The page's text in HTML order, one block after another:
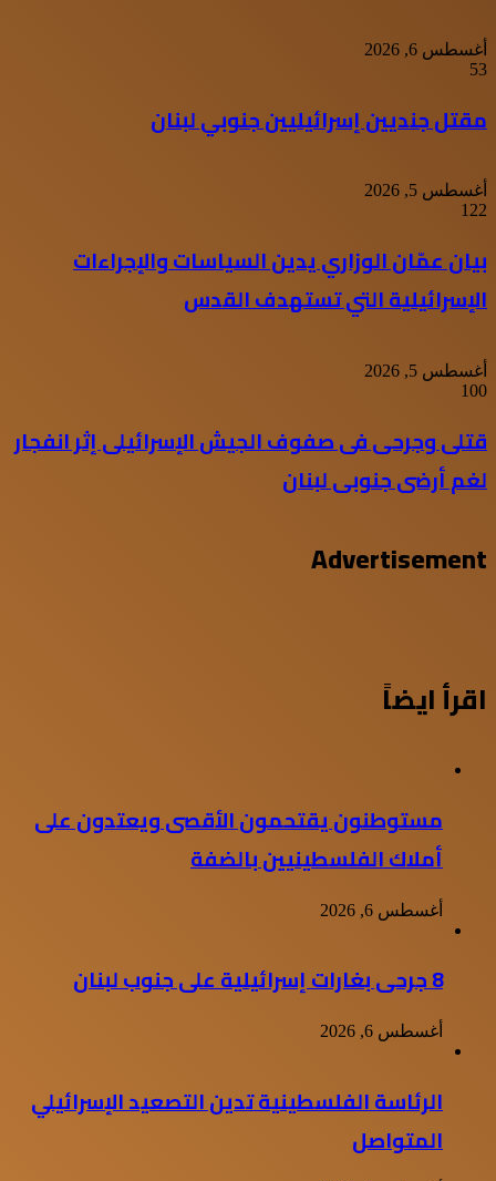
أغسطس 6, 2026
53
مقتل جنديين إسرائيليين جنوبي لبنان
أغسطس 5, 2026
122
بيان عمّان الوزاري يدين السياسات والإجراءات
الإسرائيلية التي تستهدف القدس
أغسطس 5, 2026
100
قتلى وجرحى فى صفوف الجيش الإسرائيلى إثر انفجار
لغم أرضى جنوبى لبنان
Advertisement
اقرأ ايضاً
مستوطنون يقتحمون الأقصى ويعتدون على
أملاك الفلسطينيين بالضفة
أغسطس 6, 2026
8 جرحى بغارات إسرائيلية على جنوب لبنان
أغسطس 6, 2026
الرئاسة الفلسطينية تدين التصعيد الإسرائيلي
المتواصل